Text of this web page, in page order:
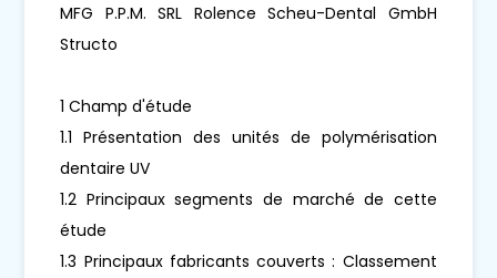
MFG P.P.M. SRL Rolence Scheu-Dental GmbH
Structo
1 Champ d'étude
1.1 Présentation des unités de polymérisation
dentaire UV
1.2 Principaux segments de marché de cette
étude
1.3 Principaux fabricants couverts : Classement